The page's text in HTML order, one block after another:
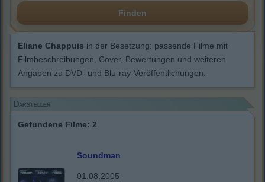
Finden
Eliane Chappuis in der Besetzung: passende Filme mit
Filmbeschreibungen, Cover, Bewertungen und weiteren
Angaben zu DVD- und Blu-ray-Veröffentlichungen.
Darsteller
Gefundene Filme: 2
Soundman
01.08.2005